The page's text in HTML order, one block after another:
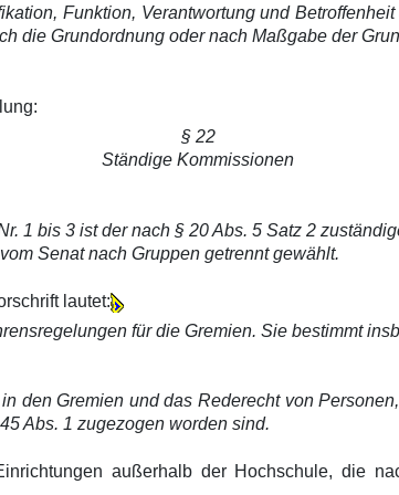
Funktion, Verantwortung und
die Grundordnung oder nach Maßgabe der
§ 22
Ständige Kommissionen
1 bis 3 ist der nach § 20 Abs. 5 Satz 2
Senat nach Gruppen getrennt gewählt.
lautet:
für die Gremien. Sie bestimmt
den Gremien und das Rederecht von
Abs. 1 zugezogen worden sind.
außerhalb der Hochschule, die